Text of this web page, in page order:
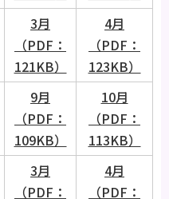
3月
（PDF：
121KB）
4月
（PDF：
123KB）
9月
（PDF：
109KB）
10月
（PDF：
113KB）
3月
（PDF：
4月
（PDF：